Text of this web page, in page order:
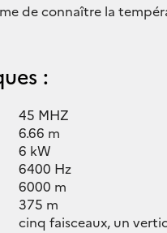
de connaître la
:
45 MHZ
6.66 m
6 kW
6400 Hz
6000 m
375 m
cinq faisceaux, un